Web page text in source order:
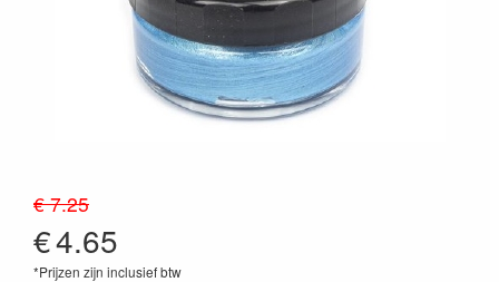
€ 7.25
€4.65
*Prijzen zijn inclusief btw